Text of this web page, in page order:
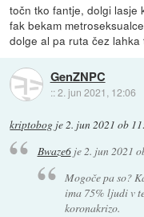
točn tko fantje, dolgi lasje
fak bekam
dolge al pa ruta čez
GenZNPC
::2. jun 2021, 12:06
kriptobog je2. jun 2021 ob
Bwaze6je2. jun 2021
Mogoče pa so?
ima 75% ljudi v
koronakrizo.